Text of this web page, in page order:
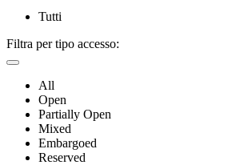
Tutti
Filtra per tipo accesso:
All
Open
Partially Open
Mixed
Embargoed
Reserved